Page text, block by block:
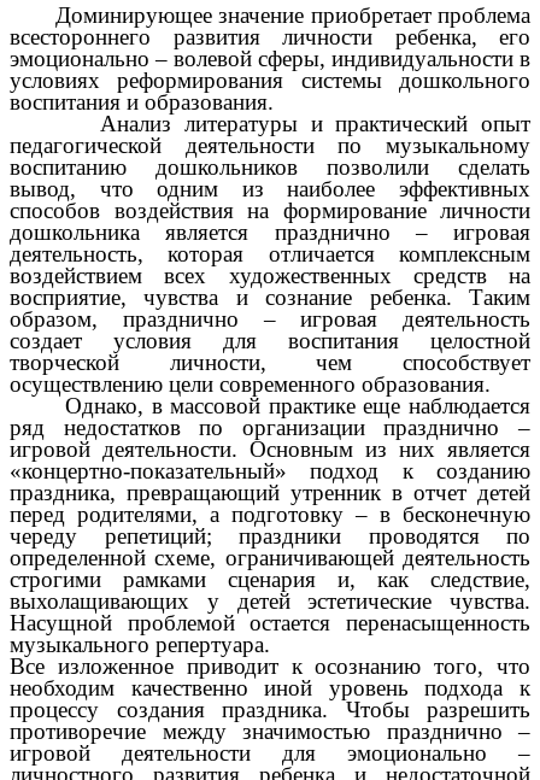
Доминирующее значение приобретает проблема
всестороннего развития личности ребенка, его
эмоционально – волевой сферы, индивидуальности в
условиях реформирования системы дошкольного
воспитания и образования.
Анализ литературы и практический опыт
педагогической деятельности по музыкальному
воспитанию дошкольников позволили сделать
вывод, что одним из наиболее эффективных
способов воздействия на формирование личности
дошкольника является празднично – игровая
деятельность, которая отличается комплексным
воздействием всех художественных средств на
восприятие, чувства и сознание ребенка. Таким
образом, празднично – игровая деятельность
создает условия для воспитания целостной
творческой личности, чем способствует
осуществлению цели современного образования.
Однако, в массовой практике еще наблюдается
ряд недостатков по организации празднично –
игровой деятельности. Основным из них является
«концертно-показательный» подход к созданию
праздника, превращающий утренник в отчет детей
перед родителями, а подготовку – в бесконечную
череду репетиций; праздники проводятся по
определенной схеме, ограничивающей деятельность
строгими рамками сценария и, как следствие,
выхолащивающих у детей эстетические чувства.
Насущной проблемой остается перенасыщенность
музыкального репертуара.
Все изложенное приводит к осознанию того, что
необходим качественно иной уровень подхода к
процессу создания праздника. Чтобы разрешить
противоречие между значимостью празднично –
игровой деятельности для эмоционально –
личностного развития ребенка и недостаточной